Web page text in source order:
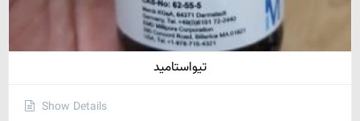
تیواستامید
Show Details